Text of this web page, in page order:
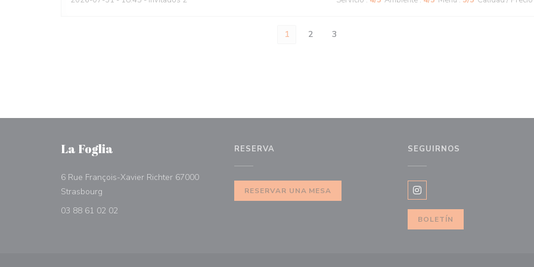
1 2 3
La Foglia
6 Rue François-Xavier Richter 67000
Strasbourg
03 88 61 02 02
RESERVA
RESERVAR UNA MESA
SEGUIRNOS
Instagram ((abre en una
BOLETÍN